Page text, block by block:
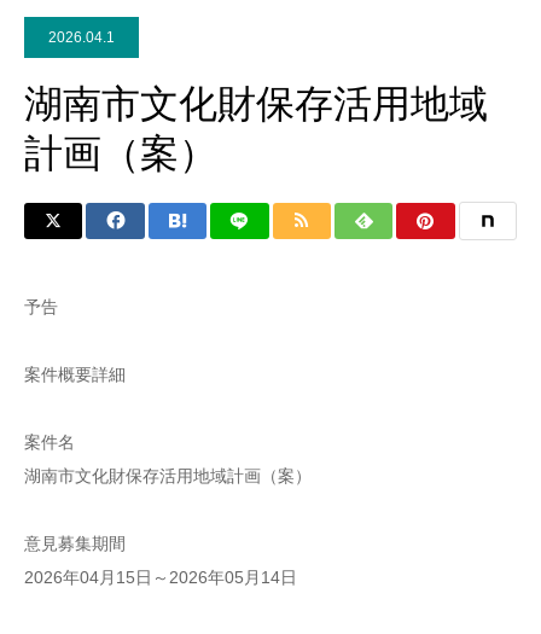
2026.04.1
湖南市文化財保存活用地域
計画（案）
予告
案件概要詳細
案件名
湖南市文化財保存活用地域計画（案）
意見募集期間
2026年04月15日～2026年05月14日